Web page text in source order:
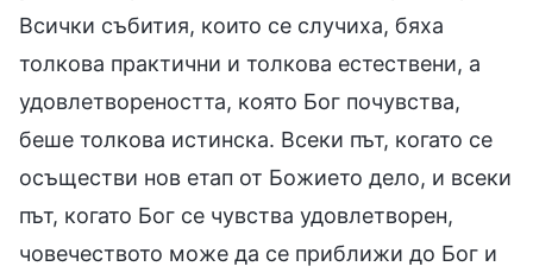
Всички събития, които се случиха, бяха
толкова практични и толкова естествени, а
удовлетвореността, която Бог почувства,
беше толкова истинска. Всеки път, когато се
осъществи нов етап от Божието дело, и всеки
път, когато Бог се чувства удовлетворен,
човечеството може да се приближи до Бог и